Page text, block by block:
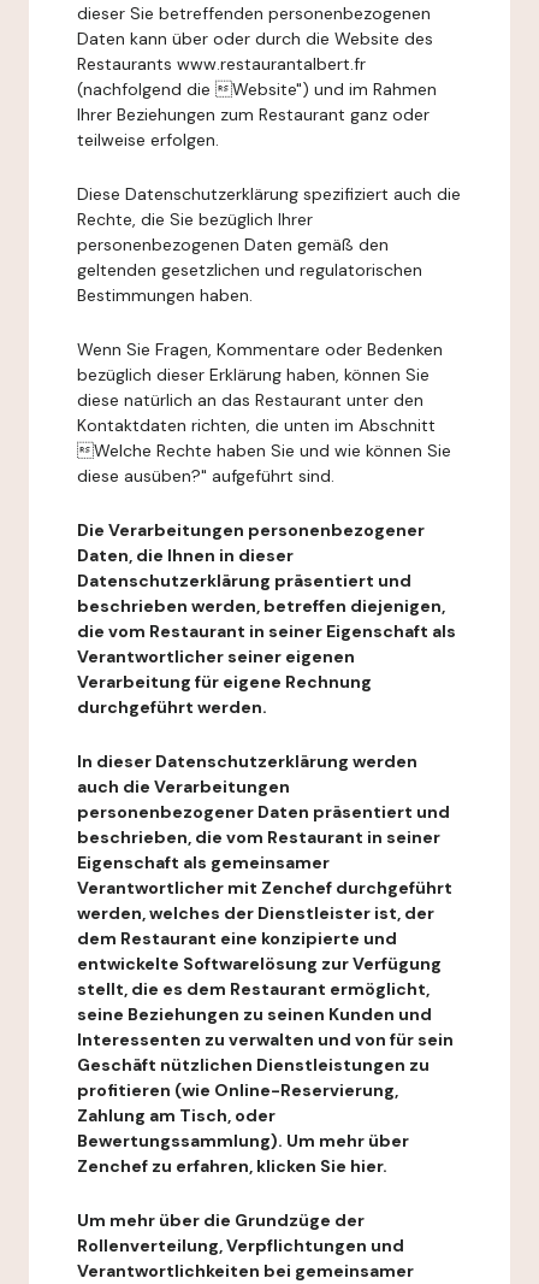
dieser Sie betreffenden personenbezogenen
Daten kann über oder durch die Website des
Restaurants www.restaurantalbert.fr
(nachfolgend die Website") und im Rahmen
Ihrer Beziehungen zum Restaurant ganz oder
teilweise erfolgen.
Diese Datenschutzerklärung spezifiziert auch die
Rechte, die Sie bezüglich Ihrer
personenbezogenen Daten gemäß den
geltenden gesetzlichen und regulatorischen
Bestimmungen haben.
Wenn Sie Fragen, Kommentare oder Bedenken
bezüglich dieser Erklärung haben, können Sie
diese natürlich an das Restaurant unter den
Kontaktdaten richten, die unten im Abschnitt
Welche Rechte haben Sie und wie können Sie
diese ausüben?" aufgeführt sind.
Die Verarbeitungen personenbezogener
Daten, die Ihnen in dieser
Datenschutzerklärung präsentiert und
beschrieben werden, betreffen diejenigen,
die vom Restaurant in seiner Eigenschaft als
Verantwortlicher seiner eigenen
Verarbeitung für eigene Rechnung
durchgeführt werden.
In dieser Datenschutzerklärung werden
auch die Verarbeitungen
personenbezogener Daten präsentiert und
beschrieben, die vom Restaurant in seiner
Eigenschaft als gemeinsamer
Verantwortlicher mit Zenchef durchgeführt
werden, welches der Dienstleister ist, der
dem Restaurant eine konzipierte und
entwickelte Softwarelösung zur Verfügung
stellt, die es dem Restaurant ermöglicht,
seine Beziehungen zu seinen Kunden und
Interessenten zu verwalten und von für sein
Geschäft nützlichen Dienstleistungen zu
profitieren (wie Online-Reservierung,
Zahlung am Tisch, oder
Bewertungssammlung). Um mehr über
Zenchef zu erfahren, klicken Sie hier.
Um mehr über die Grundzüge der
Rollenverteilung, Verpflichtungen und
Verantwortlichkeiten bei gemeinsamer